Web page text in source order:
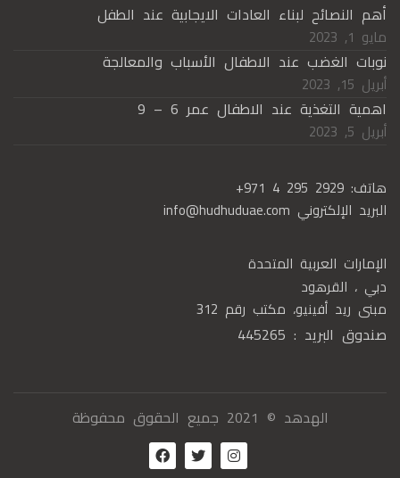
أهم النصائح لبناء العادات الايجابية عند الطفل
مايو 1, 2023
نوبات الغضب عند الاطفال الأسباب والمعالجة
أبريل 15, 2023
اهمية التغذية عند الاطفال عمر 6 – 9
أبريل 5, 2023
هاتف: +971 4 295 2929
البريد الإلكتروني info@hudhuduae.com
الإمارات العربية المتحدة
دبي ، القرهود
مبنى ريد أفينيو، مكتب رقم 312
صندوق البريد : 445265
الهدهد © 2021 جميع الحقوق محفوظة